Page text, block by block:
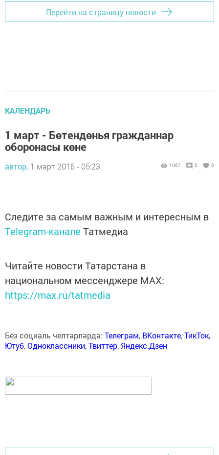
Перейти на страницу новости
КАЛЕНДАРЬ
1 март - Бөтендөнья гражданнар
оборонасы көне
автор, 1 март 2016 - 05:23 1067 0 0
Следите за самым важным и интересным в
Telegram-канале Татмедиа
Читайте новости Татарстана в
национальном мессенджере MАХ:
https://max.ru/tatmedia
Без социаль челтәрләрдә: Телеграм, ВКонтакте,ТикТок,
Ютуб,Одноклассники,Твиттер, Яндекс.Дзен